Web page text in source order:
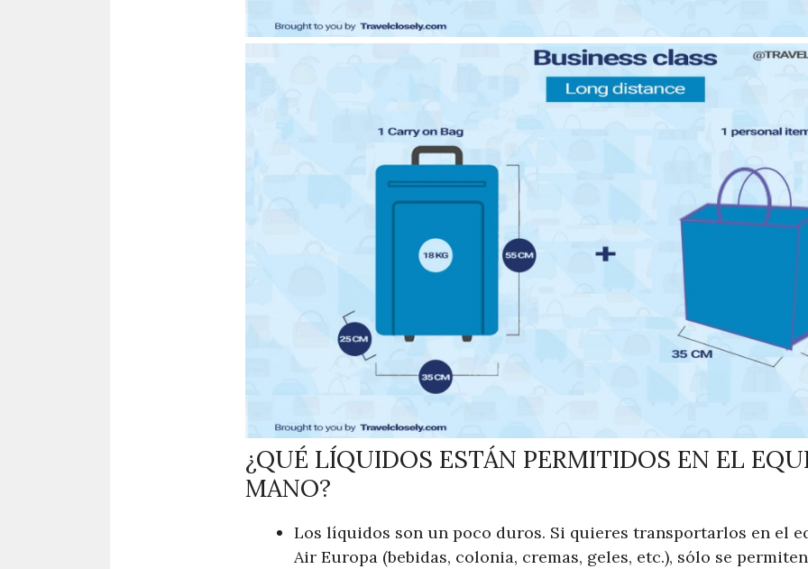
¿QUÉ LÍQUIDOS ESTÁN PERMITIDOS EN EL
MANO?
Los líquidos son un poco duros. Si quieres transportarlos en el
Air Europa (bebidas, colonia, cremas, geles, etc.), sólo se